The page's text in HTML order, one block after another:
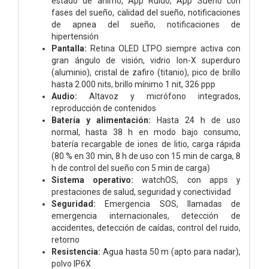
fases del sueño, calidad del sueño, notificaciones
de apnea del sueño, notificaciones de
hipertensión
Pantalla: Retina OLED LTPO siempre activa con
gran ángulo de visión, vidrio Ion-X superduro
(aluminio), cristal de zafiro (titanio), pico de brillo
hasta 2.000 nits, brillo mínimo 1 nit, 326 ppp
Audio: Altavoz y micrófono integrados,
reproducción de contenidos
Batería y alimentación: Hasta 24 h de uso
normal, hasta 38 h en modo bajo consumo,
batería recargable de iones de litio, carga rápida
(80 % en 30 min, 8 h de uso con 15 min de carga, 8
h de control del sueño con 5 min de carga)
Sistema operativo: watchOS, con apps y
prestaciones de salud, seguridad y conectividad
Seguridad: Emergencia SOS, llamadas de
emergencia internacionales, detección de
accidentes, detección de caídas, control del ruido,
retorno
Resistencia: Agua hasta 50 m (apto para nadar),
polvo IP6X